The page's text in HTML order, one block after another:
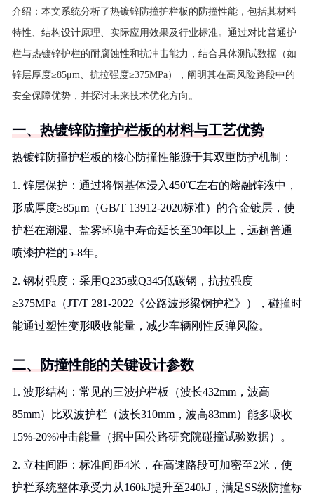
介绍： 本文系统分析了热镀锌防撞护栏板的防撞性能，包括其材料
特性、结构设计原理、实际应用效果及行业标准。通过对比普通护
栏与热镀锌护栏的耐腐蚀性和抗冲击能力，结合具体测试数据（如
锌层厚度≥85μm、抗拉强度≥375MPa），阐明其在高风险路段中的
安全保障优势，并探讨未来技术优化方向。
一、热镀锌防撞护栏板的材料与工艺优势
热镀锌防撞护栏板的核心防撞性能源于其双重防护机制：
1. 锌层保护：通过将钢基体浸入450℃左右的熔融锌液中，
形成厚度≥85μm（GB/T 13912-2020标准）的合金镀层，使
护栏在潮湿、盐雾环境中寿命延长至30年以上，远超普通
喷漆护栏的5-8年。
2. 钢材强度：采用Q235或Q345低碳钢，抗拉强度
≥375MPa（JT/T 281-2022《公路波形梁钢护栏》），碰撞时
能通过塑性变形吸收能量，减少车辆刚性反弹风险。
二、防撞性能的关键设计参数
1. 波形结构：常见的三波护栏板（波长432mm，波高
85mm）比双波护栏（波长310mm，波高83mm）能多吸收
15%-20%冲击能量（据中国公路研究院碰撞试验数据）。
2. 立柱间距：标准间距4米，在高速路段可加密至2米，使
护栏系统整体承受力从160kJ提升至240kJ，满足SS级防撞标